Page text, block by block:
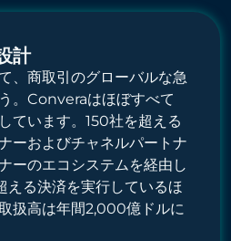
計
、商取引のグローバルな急
。Converaはほぼすべて
ています。150社を超える
ーおよびチャネルパートナ
ーのエコシステムを経由し
える決済を実行しているほ
扱高は年間2,000億ドルに